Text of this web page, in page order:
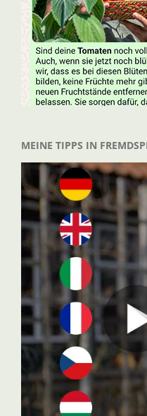
MEINE TIPPS IN